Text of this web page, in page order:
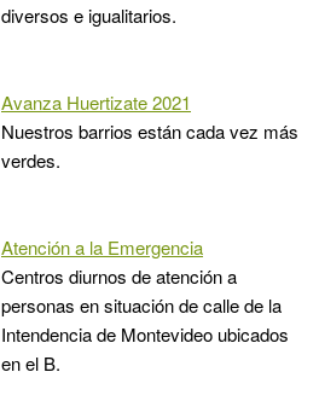
diversos e igualitarios.
Avanza Huertizate 2021
Nuestros barrios están cada vez más
verdes.
Atención a la Emergencia
Centros diurnos de atención a
personas en situación de calle de la
Intendencia de Montevideo ubicados
en el B.